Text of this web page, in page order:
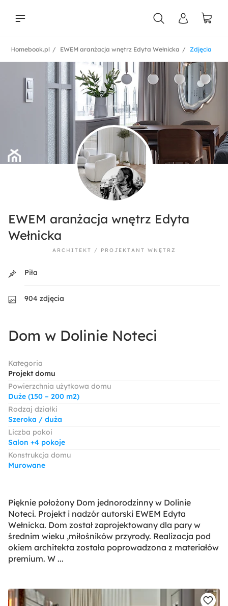
Zdjęcia
EWEM aranżacja wnętrz Edyta Wełnicka
Homebook.pl
EWEM aranżacja wnętrz Edyta
Wełnicka
ARCHITEKT / PROJEKTANT WNĘTRZ
Piła
904 zdjęcia
Dom w Dolinie Noteci
Kategoria
Projekt domu
Powierzchnia użytkowa domu
Duże (150 – 200 m2)
Rodzaj działki
Szeroka / duża
Liczba pokoi
Salon +4 pokoje
Konstrukcja domu
Murowane
Pięknie położony Dom jednorodzinny w Dolinie
Noteci. Projekt i nadzór autorski EWEM Edyta
Wełnicka. Dom został zaprojektowany dla pary w
średnim wieku ,miłośników przyrody. Realizacja pod
okiem architekta została poprowadzona z materiałów
premium. W ...